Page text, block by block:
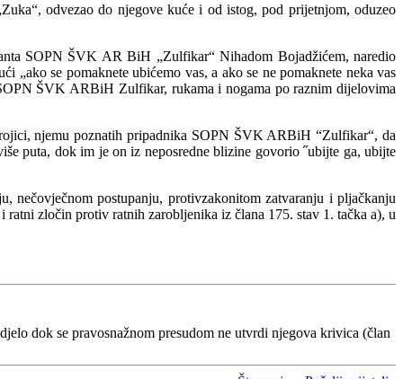
odvezao do njegove kuće i od istog, pod prijetnjom, oduzeo
SOPN ŠVK AR BiH „Zulfikar“ Nihadom Bojadžićem, naredio
se pomaknete ubićemo vas, a ako se ne pomaknete neka vas
ŠVK ARBiH Zulfikar, rukama i nogama po raznim dijelovima
njemu poznatih pripadnika SOPN ŠVK ARBiH “Zulfikar“, da
puta, dok im je on iz neposredne blizine govorio ˝ubijte ga, ubijte
nečovječnom postupanju, protivzakonitom zatvaranju i pljačkanju
zločin protiv ratnih zarobljenika iz člana 175. stav 1. tačka a), u
dok se pravosnažnom presudom ne utvrdi njegova krivica (član